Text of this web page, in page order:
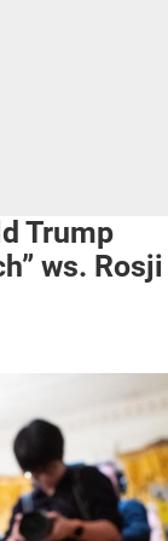
Trump
ws. Rosji